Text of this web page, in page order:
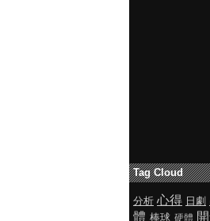
Tag Cloud
分析 心得 日劇
體 棒球 硬體